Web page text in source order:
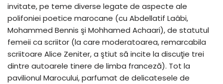
invitate, pe teme diverse legate de aspecte ale
polifoniei poetice marocane (cu Abdellatif Laâbi,
Mohammed Bennis şi Mohhamed Achaari), de statutul
femeii ca scriitor (la care moderatoarea, remarcabila
scriitoare Alice Zeniter, a ştiut să incite la discuţie trei
dintre autoarele tinere de limba franceză). Tot la
pavilionul Marocului, parfumat de delicatesele de